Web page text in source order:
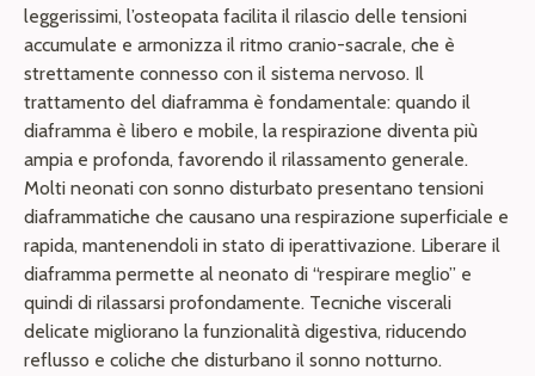
leggerissimi, l’osteopata facilita il rilascio delle tensioni
accumulate e armonizza il ritmo cranio-sacrale, che è
strettamente connesso con il sistema nervoso. Il
trattamento del diaframma è fondamentale: quando il
diaframma è libero e mobile, la respirazione diventa più
ampia e profonda, favorendo il rilassamento generale.
Molti neonati con sonno disturbato presentano tensioni
diaframmatiche che causano una respirazione superficiale e
rapida, mantenendoli in stato di iperattivazione. Liberare il
diaframma permette al neonato di “respirare meglio” e
quindi di rilassarsi profondamente. Tecniche viscerali
delicate migliorano la funzionalità digestiva, riducendo
reflusso e coliche che disturbano il sonno notturno.